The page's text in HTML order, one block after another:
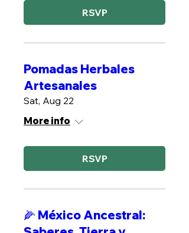
RSVP
Pomadas Herbales
Artesanales
Sat, Aug 22
More info
RSVP
🌽 México Ancestral: